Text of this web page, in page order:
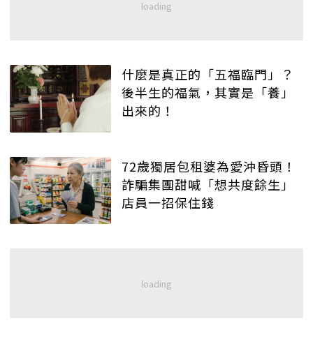
什麼是真正的「五福臨門」？
後半生的福氣，其實是「養」
出來的！
72歲獨居包租婆為愛沖昏頭！
詐騙集團甜喊「想共度餘生」
店員一招保住錢